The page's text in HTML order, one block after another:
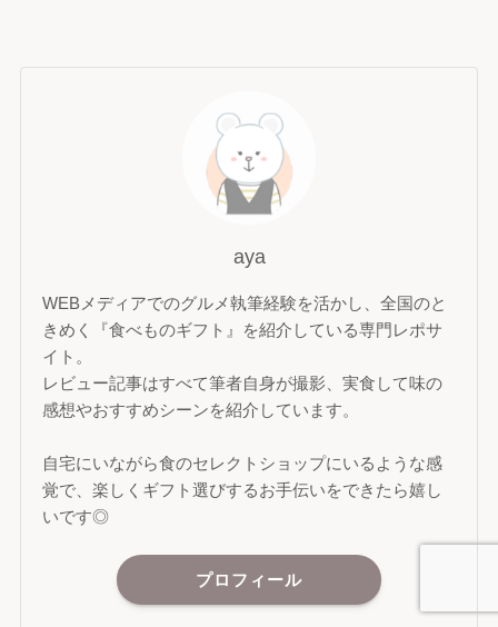
aya
WEBメディアでのグルメ執筆経験を活かし、全国のと
きめく『食べものギフト』を紹介している専門レポサ
イト。
レビュー記事はすべて筆者自身が撮影、実食して味の
感想やおすすめシーンを紹介しています。
自宅にいながら食のセレクトショップにいるような感
覚で、楽しくギフト選びするお手伝いをできたら嬉し
いです◎
プロフィール